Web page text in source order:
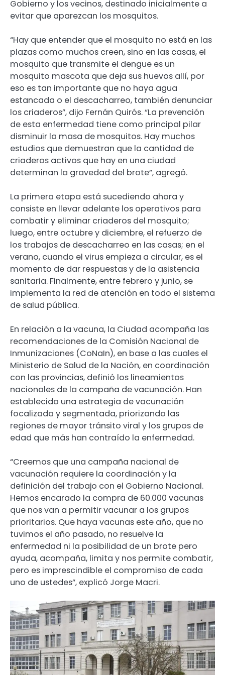
Gobierno y los vecinos, destinado inicialmente a
evitar que aparezcan los mosquitos.
“Hay que entender que el mosquito no está en las
plazas como muchos creen, sino en las casas, el
mosquito que transmite el dengue es un
mosquito mascota que deja sus huevos allí, por
eso es tan importante que no haya agua
estancada o el descacharreo, también denunciar
los criaderos”, dijo Fernán Quirós. “La prevención
de esta enfermedad tiene como principal pilar
disminuir la masa de mosquitos. Hay muchos
estudios que demuestran que la cantidad de
criaderos activos que hay en una ciudad
determinan la gravedad del brote”, agregó.
La primera etapa está sucediendo ahora y
consiste en llevar adelante los operativos para
combatir y eliminar criaderos del mosquito;
luego, entre octubre y diciembre, el refuerzo de
los trabajos de descacharreo en las casas; en el
verano, cuando el virus empieza a circular, es el
momento de dar respuestas y de la asistencia
sanitaria. Finalmente, entre febrero y junio, se
implementa la red de atención en todo el sistema
de salud pública.
En relación a la vacuna, la Ciudad acompaña las
recomendaciones de la Comisión Nacional de
Inmunizaciones (CoNaIn), en base a las cuales el
Ministerio de Salud de la Nación, en coordinación
con las provincias, definió los lineamientos
nacionales de la campaña de vacunación. Han
establecido una estrategia de vacunación
focalizada y segmentada, priorizando las
regiones de mayor tránsito viral y los grupos de
edad que más han contraído la enfermedad.
“Creemos que una campaña nacional de
vacunación requiere la coordinación y la
definición del trabajo con el Gobierno Nacional.
Hemos encarado la compra de 60.000 vacunas
que nos van a permitir vacunar a los grupos
prioritarios. Que haya vacunas este año, que no
tuvimos el año pasado, no resuelve la
enfermedad ni la posibilidad de un brote pero
ayuda, acompaña, limita y nos permite combatir,
pero es imprescindible el compromiso de cada
uno de ustedes”, explicó Jorge Macri.